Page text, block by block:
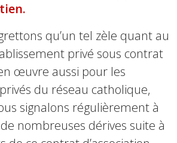
qu’un tel zèle quant au
privé sous contrat
œuvre aussi pour les
du réseau catholique,
signalons régulièrement à
nombreuses dérives suite à